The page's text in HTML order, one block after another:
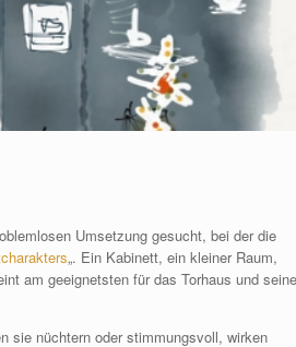
Umsetzung gesucht, bei der die
„. Ein Kabinett, ein kleiner Raum,
am geeignetsten für das Torhaus und seine
sie nüchtern oder stimmungsvoll, wirken